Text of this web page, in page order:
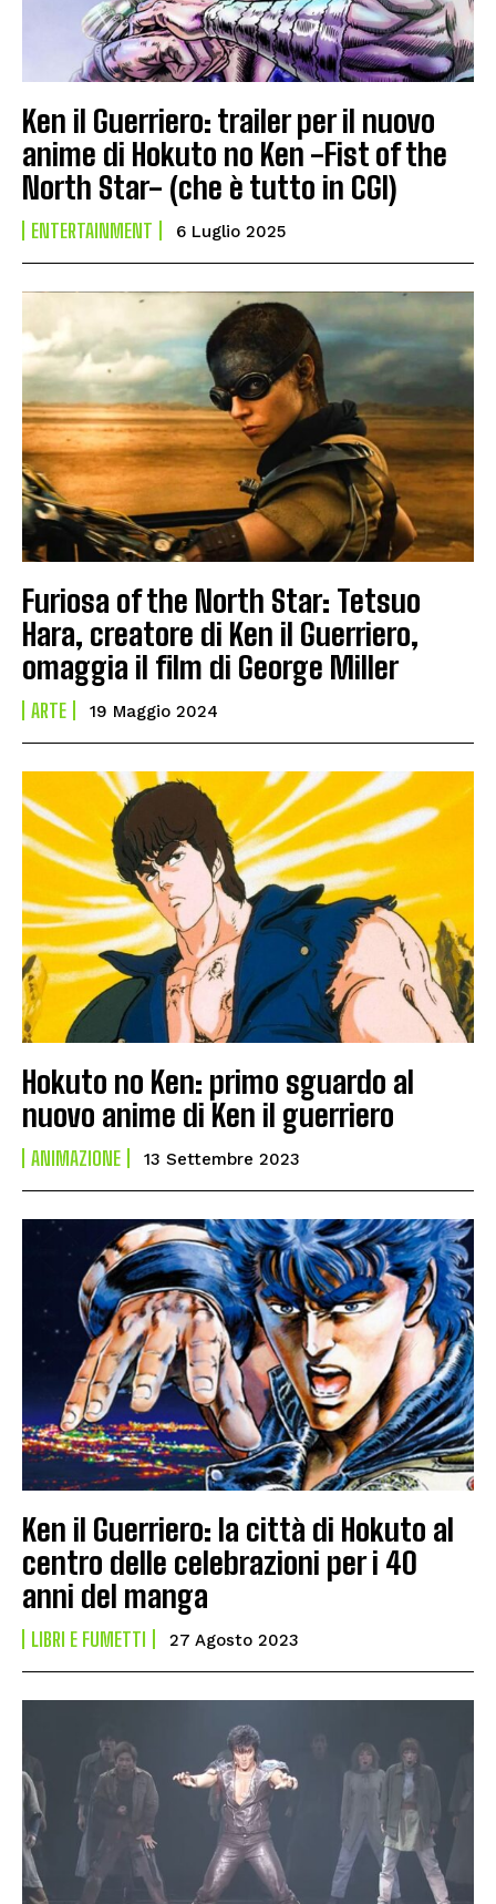
Ken il Guerriero: trailer per il nuovo
anime di Hokuto no Ken -Fist of the
North Star- (che è tutto in CGI)
ENTERTAINMENT 6 Luglio 2025
Furiosa of the North Star: Tetsuo
Hara, creatore di Ken il Guerriero,
omaggia il film di George Miller
ARTE 19 Maggio 2024
Hokuto no Ken: primo sguardo al
nuovo anime di Ken il guerriero
ANIMAZIONE 13 Settembre 2023
Ken il Guerriero: la città di Hokuto al
centro delle celebrazioni per i 40
anni del manga
LIBRI E FUMETTI 27 Agosto 2023